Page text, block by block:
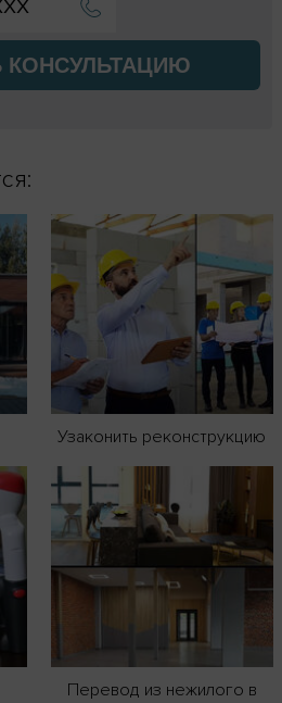
КОНСУЛЬТАЦИЮ
Узаконить реконструкцию
Перевод из нежилого в